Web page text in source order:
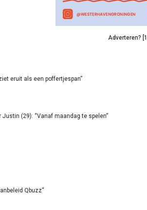
Adverteren?
eruit als een poffertjespan”
(29): “Vanaf maandag te spelen”
Qbuzz”